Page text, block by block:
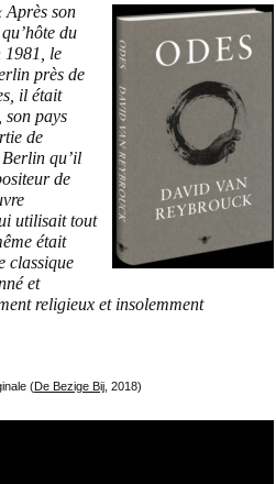
Après son
du
1981, le
près de
il était
son pays
de
qu’il
de
utilisait tout
était
classique
et
religieux et insolemment
(De Bezige Bij, 2018)